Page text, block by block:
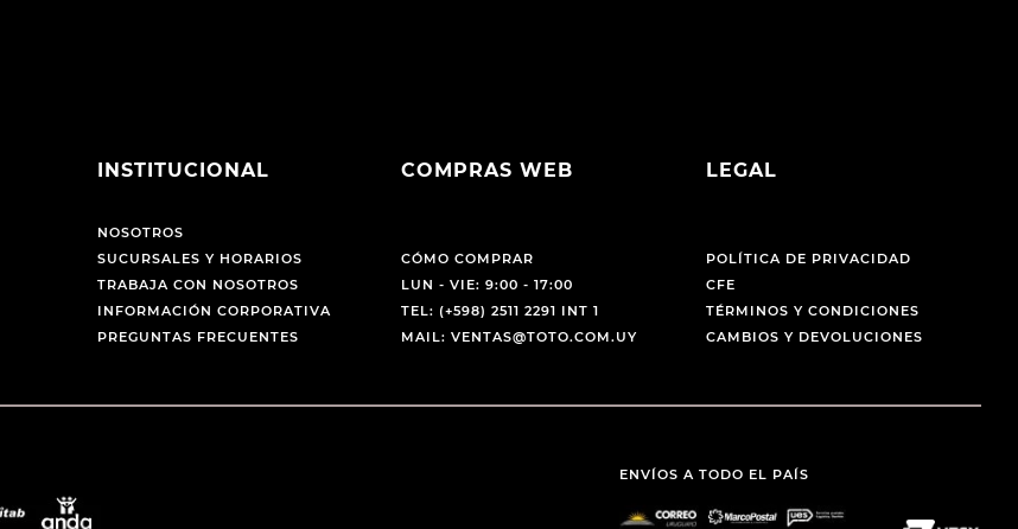
INSTITUCIONAL
NOSOTROS
SUCURSALES Y HORARIOS
TRABAJA CON NOSOTROS
INFORMACIÓN CORPORATIVA
PREGUNTAS FRECUENTES
COMPRAS WEB
CÓMO COMPRAR
LUN - VIE: 9:00 - 17:00
TEL: (+598) 2511 2291 INT 1
MAIL: VENTAS@TOTO.COM.UY
LEGAL
POLÍTICA DE PRIVACIDAD
CFE
TÉRMINOS Y CONDICIONES
CAMBIOS Y DEVOLUCIONES
ENVÍOS A TODO EL PAÍS